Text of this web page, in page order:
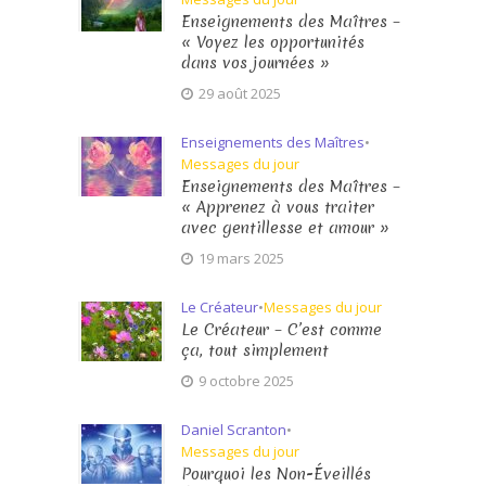
Enseignements des Maîtres –
« Voyez les opportunités
dans vos journées »
29 août 2025
Enseignements des Maîtres•
Messages du jour
Enseignements des Maîtres –
« Apprenez à vous traiter
avec gentillesse et amour »
19 mars 2025
Le Créateur•Messages du jour
Le Créateur – C’est comme
ça, tout simplement
9 octobre 2025
Daniel Scranton•
Messages du jour
Pourquoi les Non-Éveillés